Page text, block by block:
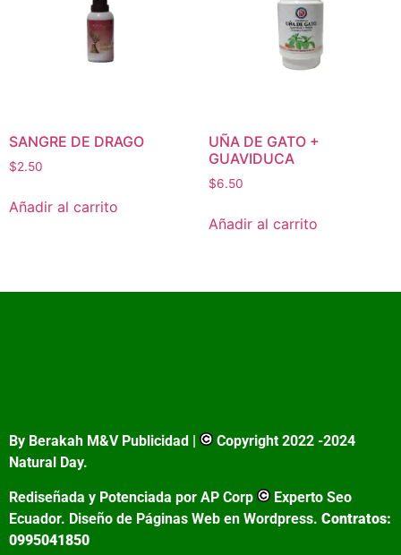
SANGRE DE DRAGO
$2.50
Añadir al carrito
UÑA DE GATO +
GUAVIDUCA
$6.50
Añadir al carrito
By Berakah M&V Publicidad |
Copyright 2022 -2024
Natural Day.
Rediseñada y Potenciada por AP Corp
Experto Seo
Ecuador. Diseño de Páginas Web en Wordpress. Contratos:
0995041850